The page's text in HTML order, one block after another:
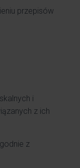
przepisów
i
z ich
z